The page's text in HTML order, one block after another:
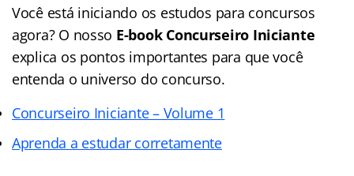
Você está iniciando os estudos para concursos
agora? O nosso E-book Concurseiro Iniciante
explica os pontos importantes para que você
entenda o universo do concurso.
Concurseiro Iniciante – Volume 1
Aprenda a estudar corretamente